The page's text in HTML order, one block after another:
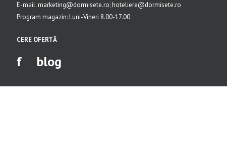
E-mail: marketing@dormisete.ro; hoteliere@dormisete.ro
Program magazin: Luni-Vineri 8.00-17.00
CERE OFERTĂ
f blog